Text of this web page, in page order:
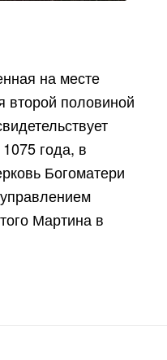
на месте
второй половиной
года, в
Богоматери
Мартина в